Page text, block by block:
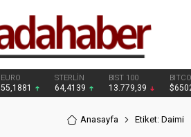
EURO
55,1881
STERLİN
64,4139
BIST 100
13.779,39
Anasayfa Etiket: Daimi